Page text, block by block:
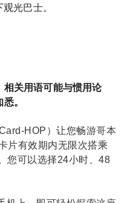
光巴士。
关用语可能与惯用论
。
HOP）让您畅游哥本
片有效期内无限次搭乘
您可以选择24小时、48